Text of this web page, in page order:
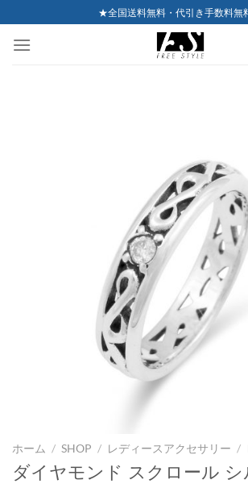
to
content
★全国送料無料・代引き手数料無
ホーム / SHOP / レディースアクセサリー /
ダイヤモンド スクロール シ